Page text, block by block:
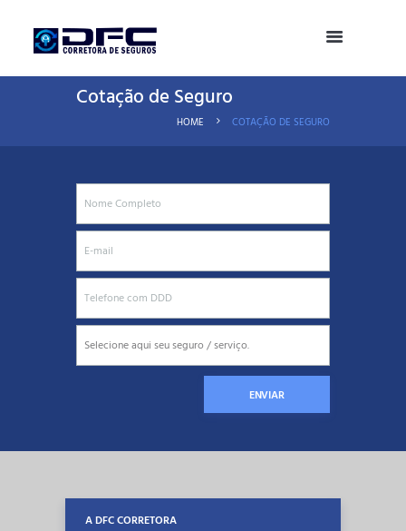
Cotação de Seguro
HOME COTAÇÃO DE SEGURO
A DFC CORRETORA